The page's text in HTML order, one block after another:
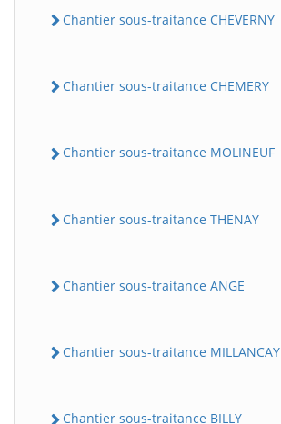
Chantier sous-traitance CHEVERNY
Chantier sous-traitance CHEMERY
Chantier sous-traitance MOLINEUF
Chantier sous-traitance THENAY
Chantier sous-traitance ANGE
Chantier sous-traitance MILLANCAY
Chantier sous-traitance BILLY